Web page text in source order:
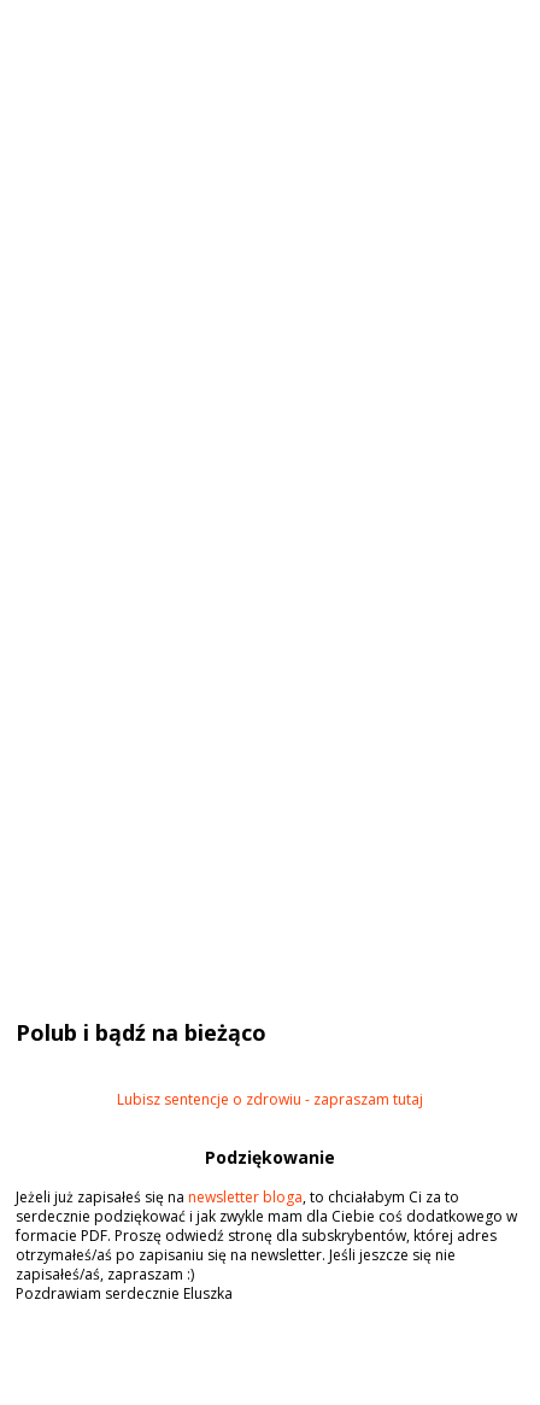
Polub i bądź na bieżąco
Lubisz sentencje o zdrowiu - zapraszam tutaj
Podziękowanie
Jeżeli już zapisałeś się nanewsletter bloga, to chciałabym Ci za to
serdecznie podziękować i jak zwykle mam dla Ciebie coś dodatkowego w
formacie PDF. Proszę odwiedź stronę dla subskrybentów, której adres
otrzymałeś/aś po zapisaniu się na newsletter. Jeśli jeszcze się nie
zapisałeś/aś, zapraszam :)
Pozdrawiam serdecznie Eluszka